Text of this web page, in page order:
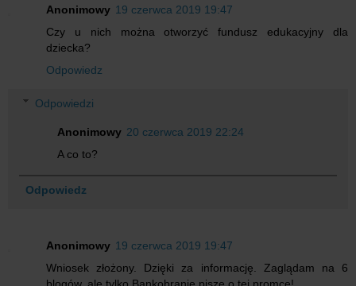
Anonimowy 19 czerwca 2019 19:47
Czy u nich można otworzyć fundusz edukacyjny dla
dziecka?
Odpowiedz
Odpowiedzi
Anonimowy 20 czerwca 2019 22:24
A co to?
Odpowiedz
Anonimowy 19 czerwca 2019 19:47
Wniosek złożony. Dzięki za informację. Zaglądam na 6
blogów, ale tylko Bankobranie pisze o tej promce!